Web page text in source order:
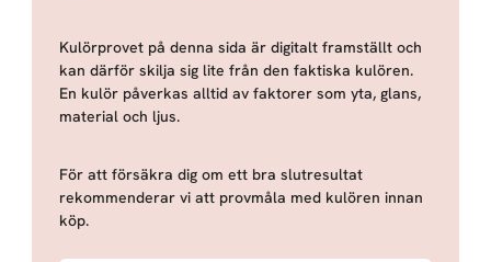
Kulörprovet på denna sida är digitalt framställt och
kan därför skilja sig lite från den faktiska kulören.
En kulör påverkas alltid av faktorer som yta, glans,
material och ljus.
För att försäkra dig om ett bra slutresultat
rekommenderar vi att provmåla med kulören innan
köp.